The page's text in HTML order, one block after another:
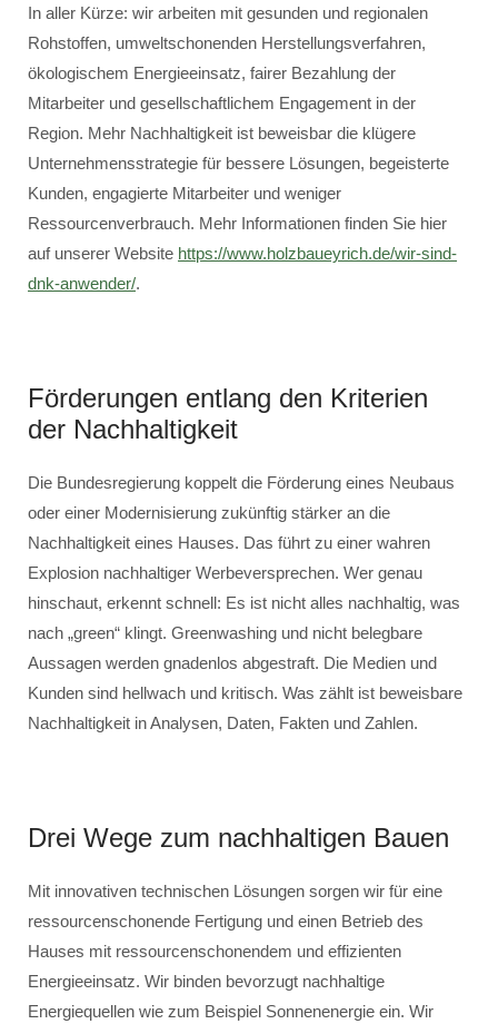
In aller Kürze: wir arbeiten mit gesunden und regionalen
Rohstoffen, umweltschonenden Herstellungsverfahren,
ökologischem Energieeinsatz, fairer Bezahlung der
Mitarbeiter und gesellschaftlichem Engagement in der
Region. Mehr Nachhaltigkeit ist beweisbar die klügere
Unternehmensstrategie für bessere Lösungen, begeisterte
Kunden, engagierte Mitarbeiter und weniger
Ressourcenverbrauch. Mehr Informationen finden Sie hier
auf unserer Website https://www.holzbaueyrich.de/wir-sind-
dnk-anwender/.
Förderungen entlang den Kriterien
der Nachhaltigkeit
Die Bundesregierung koppelt die Förderung eines Neubaus
oder einer Modernisierung zukünftig stärker an die
Nachhaltigkeit eines Hauses. Das führt zu einer wahren
Explosion nachhaltiger Werbeversprechen. Wer genau
hinschaut, erkennt schnell: Es ist nicht alles nachhaltig, was
nach „green“ klingt. Greenwashing und nicht belegbare
Aussagen werden gnadenlos abgestraft. Die Medien und
Kunden sind hellwach und kritisch. Was zählt ist beweisbare
Nachhaltigkeit in Analysen, Daten, Fakten und Zahlen.
Drei Wege zum nachhaltigen Bauen
Mit innovativen technischen Lösungen sorgen wir für eine
ressourcenschonende Fertigung und einen Betrieb des
Hauses mit ressourcenschonendem und effizienten
Energieeinsatz. Wir binden bevorzugt nachhaltige
Energiequellen wie zum Beispiel Sonnenenergie ein. Wir